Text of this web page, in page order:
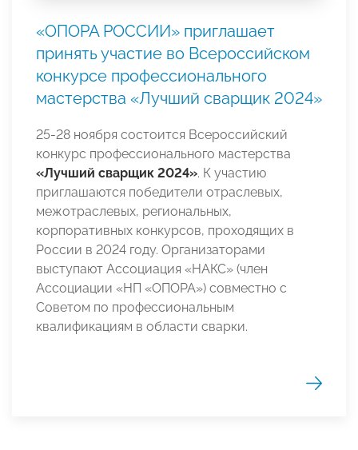
«ОПОРА РОССИИ» приглашает
принять участие во Всероссийском
конкурсе профессионального
мастерства «Лучший сварщик 2024»
25-28 ноября состоится Всероссийский
конкурс профессионального мастерства
«Лучший сварщик 2024». К участию
приглашаются победители отраслевых,
межотраслевых, региональных,
корпоративных конкурсов, проходящих в
России в 2024 году. Организаторами
выступают Ассоциация «НАКС» (член
Ассоциации «НП «ОПОРА») совместно с
Советом по профессиональным
квалификациям в области сварки.